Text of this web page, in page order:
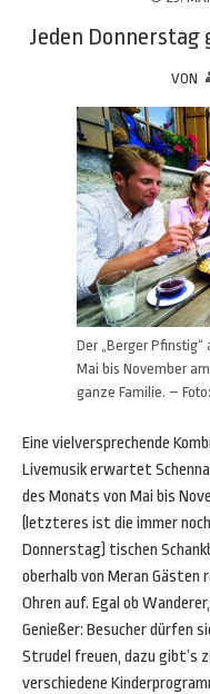
Jeden Donnerstag
VON
Der „Berger
Mai bis November
ganze Familie. –
Eine vielversprechende
Livemusik erwartet
des Monats von Mai bis
(letzteres ist die immer
Donnerstag) tischen
oberhalb von Meran Gästen
Ohren auf. Egal ob
Genießer: Besucher dürfen
Strudel freuen, dazu gibt’s
verschiedene